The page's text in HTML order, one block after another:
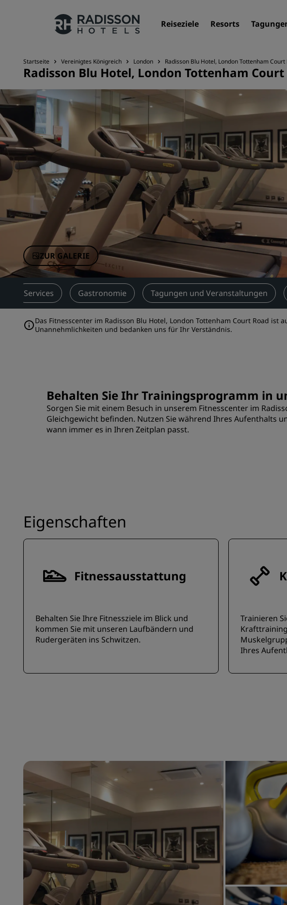
Reiseziele Resorts
Unsere Marken
Marken von Radisson Hotels
Verbundene Marken in China
Startseite Vereinigtes Königreich London Radisson Blu Hotel, London Tottenham Court
Radisson Blu Hotel, London Tottenham Court
ZUR GALERIE
Services Gastronomie Tagungen und Veranstaltungen
Das Fitnesscenter im Radisson Blu Hotel, London Tottenham Court Road
Unannehmlichkeiten und bedanken uns für Ihr Verständnis.
Behalten Sie Ihr Trainingsprogramm in
Sorgen Sie mit einem Besuch in unserem Fitnesscenter im
Gleichgewicht befinden. Nutzen Sie während Ihres Aufenthalts
wann immer es in Ihren Zeitplan passt.
Eigenschaften
Fitnessausstattung
Behalten Sie Ihre Fitnessziele im Blick und
kommen Sie mit unseren Laufbändern und
Rudergeräten ins Schwitzen.
Trainieren
Ihres